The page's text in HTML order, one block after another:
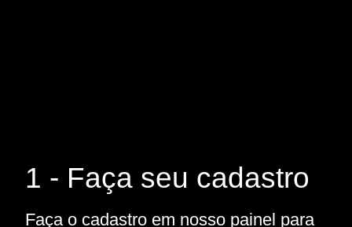
1 - Faça seu cadastro
Faça o cadastro em nosso painel para